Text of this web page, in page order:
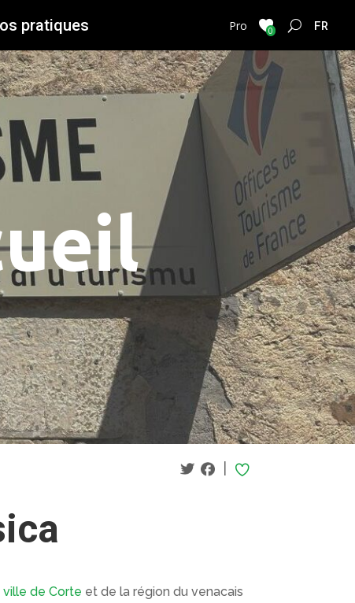
pratiques Pro 0
|
ville de Corte et de la région du venacais